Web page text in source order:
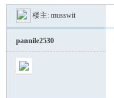
» ›
楼主: musswit
pannile2530